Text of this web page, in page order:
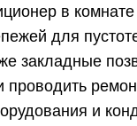
в
для
закладные
проводить
и